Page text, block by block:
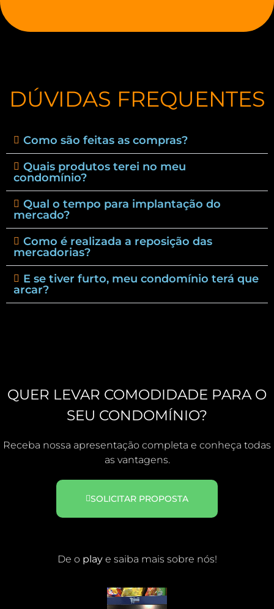
DÚVIDAS FREQUENTES
Como são feitas as compras?
Quais produtos terei no meu
condomínio?
Qual o tempo para implantação do
mercado?
Como é realizada a reposição das
mercadorias?
E se tiver furto, meu condomínio terá que
arcar?
QUER LEVAR COMODIDADE PARA O
SEU CONDOMÍNIO?
Receba nossa apresentação completa e conheça todas
as vantagens.
SOLICITAR PROPOSTA
De o playe saiba mais sobre nós!